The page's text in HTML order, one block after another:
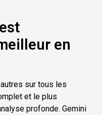
en
sur tous les
et le plus
profonde. Gemini